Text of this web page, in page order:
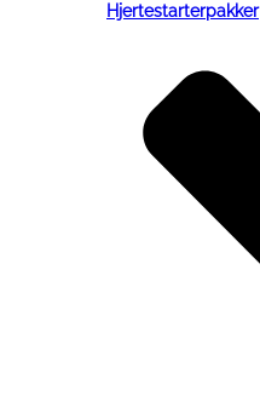
Hjertestarterpakker